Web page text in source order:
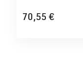
70,55 €